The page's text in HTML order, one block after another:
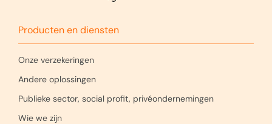
Producten en diensten
Onze verzekeringen
Andere oplossingen
Publieke sector, social profit, privéondernemingen
Wie we zijn